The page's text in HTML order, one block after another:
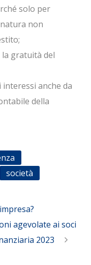
solo per
non
gratuità del
interessi anche da
della
società
agevolate ai soci
2023